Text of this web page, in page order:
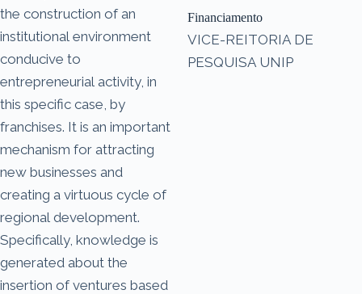
the construction of an
institutional environment
conducive to
entrepreneurial activity, in
this specific case, by
franchises. It is an important
mechanism for attracting
new businesses and
creating a virtuous cycle of
regional development.
Specifically, knowledge is
generated about the
insertion of ventures based
Financiamento
VICE-REITORIA DE
PESQUISA UNIP